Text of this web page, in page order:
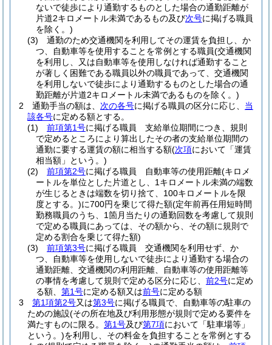
ないで徒歩により通勤するものとした場合の通勤距離が
片道2キロメートル未満であるもの及び次号に掲げる職員
を除く。)
(3)
通勤のため交通機関を利用してその運賃を負担し、か
つ、自動車等を使用することを常例とする職員(交通機関
を利用し、又は自動車等を使用しなければ通勤すること
が著しく困難である職員以外の職員であって、交通機関
を利用しないで徒歩により通勤するものとした場合の通
勤距離が片道2キロメートル未満であるものを除く。)
2
通勤手当の額は、 次の各号に掲げる職員の区分に応じ、 当
該各号に定める額とする。
(1)
前項第1号に掲げる職員 支給単位期間につき、規則
で定めるところにより算出したその者の支給単位期間の
通勤に要する運賃の額に相当する額(次項において「運賃
相当額」という。)
(2)
前項第2号に掲げる職員 自動車等の使用距離(キロメ
ートルを単位とした片道とし、1キロメートル未満の端数
が生じるときは端数を切り捨て、100キロメートルを限
度とする。)に700円を乗じて得た額(定年前再任用短時間
勤務職員のうち、1箇月当たりの通勤回数を考慮して規則
で定める職員にあっては、その額から、その額に規則で
定める割合を乗じて得た額)
(3)
前項第3号に掲げる職員 交通機関を利用せず、か
つ、自動車等を使用しないで徒歩により通勤する場合の
通勤距離、交通機関の利用距離、自動車等の使用距離等
の事情を考慮して規則で定める区分に応じ、 前2号に定め
る額、 第1号に定める額又は前号に定める額
3
第1項第2号又は第3号に掲げる職員で、自動車等の駐車の
ための施設(その所在地及び利用形態が規則で定める要件を
満たすものに限る。 第1号及び第7項において「駐車場等」
という。)を利用し、その料金を負担することを常例とする